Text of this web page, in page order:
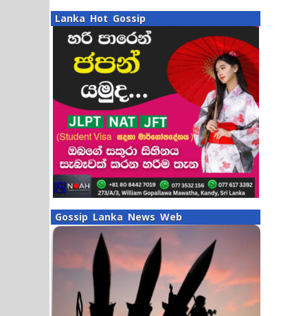
Lanka Hot Gossip
Gossip Lanka News Web